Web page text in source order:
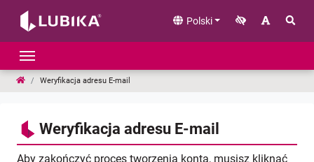
Polski
Strona główna
Weryfikacja adresu E-mail
Weryfikacja adresu E-mail
Aby zakończyć proces tworzenia konta, musisz kliknąć